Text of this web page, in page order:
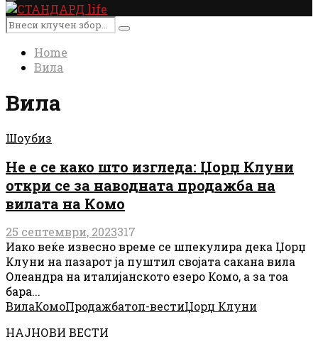
Primary
Menu
Search
for:
Search
Home
Вила
Вила
Шоубиз
Не е се како што изгледа: Џорџ Клуни
откри се за наводната продажба на
вилата на Комо
25 септември, 2023317
Иако веќе извесно време се шпекулира дека Џорџ
Клуни на пазарот ја пуштил својата сакана вила
Олеандра на италијанското езеро Комо, а за тоа
бара...
ВилаКомоПродажбатоп-вестиЏорџ Клуни
НАЈНОВИ ВЕСТИ